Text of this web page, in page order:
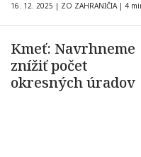
16. 12. 2025 | ZO ZAHRANIČIA | 4
Kmeť: Navrhneme
znížiť počet
okresných úradov